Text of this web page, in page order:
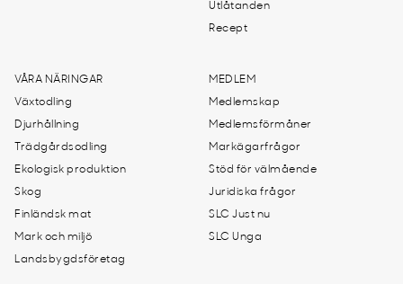
Utlåtanden
Recept
VÅRA NÄRINGAR
Växtodling
Djurhållning
Trädgårdsodling
Ekologisk produktion
Skog
Finländsk mat
Mark och miljö
Landsbygdsföretag
MEDLEM
Medlemskap
Medlemsförmåner
Markägarfrågor
Stöd för välmående
Juridiska frågor
SLC Just nu
SLC Unga